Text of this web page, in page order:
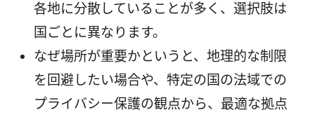
各地に分散していることが多く、選択肢は
国ごとに異なります。
なぜ場所が重要かというと、地理的な制限
を回避したい場合や、特定の国の法域での
プライバシー保護の観点から、最適な拠点